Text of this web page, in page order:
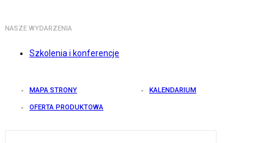
NASZE WYDARZENIA
Szkolenia i konferencje
MAPA STRONY KALENDARIUM
OFERTA PRODUKTOWA